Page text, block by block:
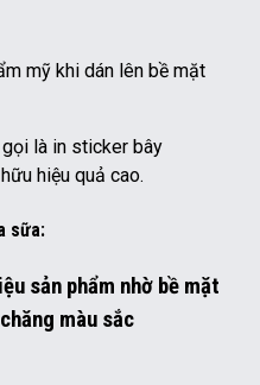
mỹ khi dán lên bề mặt
gọi là in sticker bây
hiệu quả cao.
sữa:
sản phẩm nhờ bề mặt
màu sắc